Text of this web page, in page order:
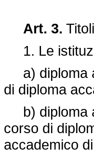
Art. 3.
1. Le
a) diploma
di diploma
b) diploma
corso di
accademico